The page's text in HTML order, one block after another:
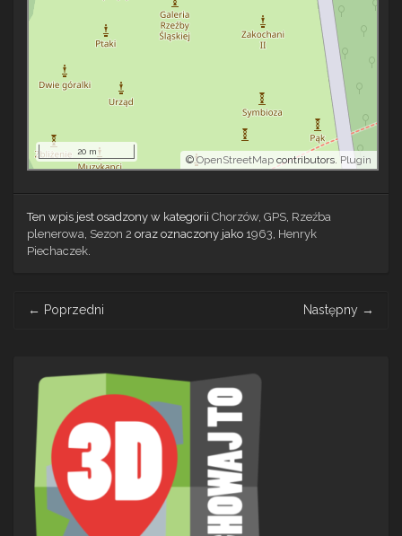
©OpenStreetMap contributors. Plugin
20 m
Ten wpis jest osadzony w kategorii Chorzów, GPS Rzeźba
plenerowa Sezon 2 oraz oznaczony jako 1963 Henryk
Piechaczek
navigation
← Poprzedni Następny →